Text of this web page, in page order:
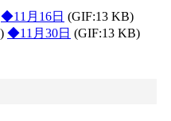
◆11月16日 (GIF:13 KB)
◆11月30日 (GIF:13 KB)